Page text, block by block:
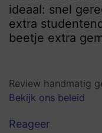
ideaal: snel
extra
beetje extra
Review handmatig
Bekijk ons beleid
Reageer